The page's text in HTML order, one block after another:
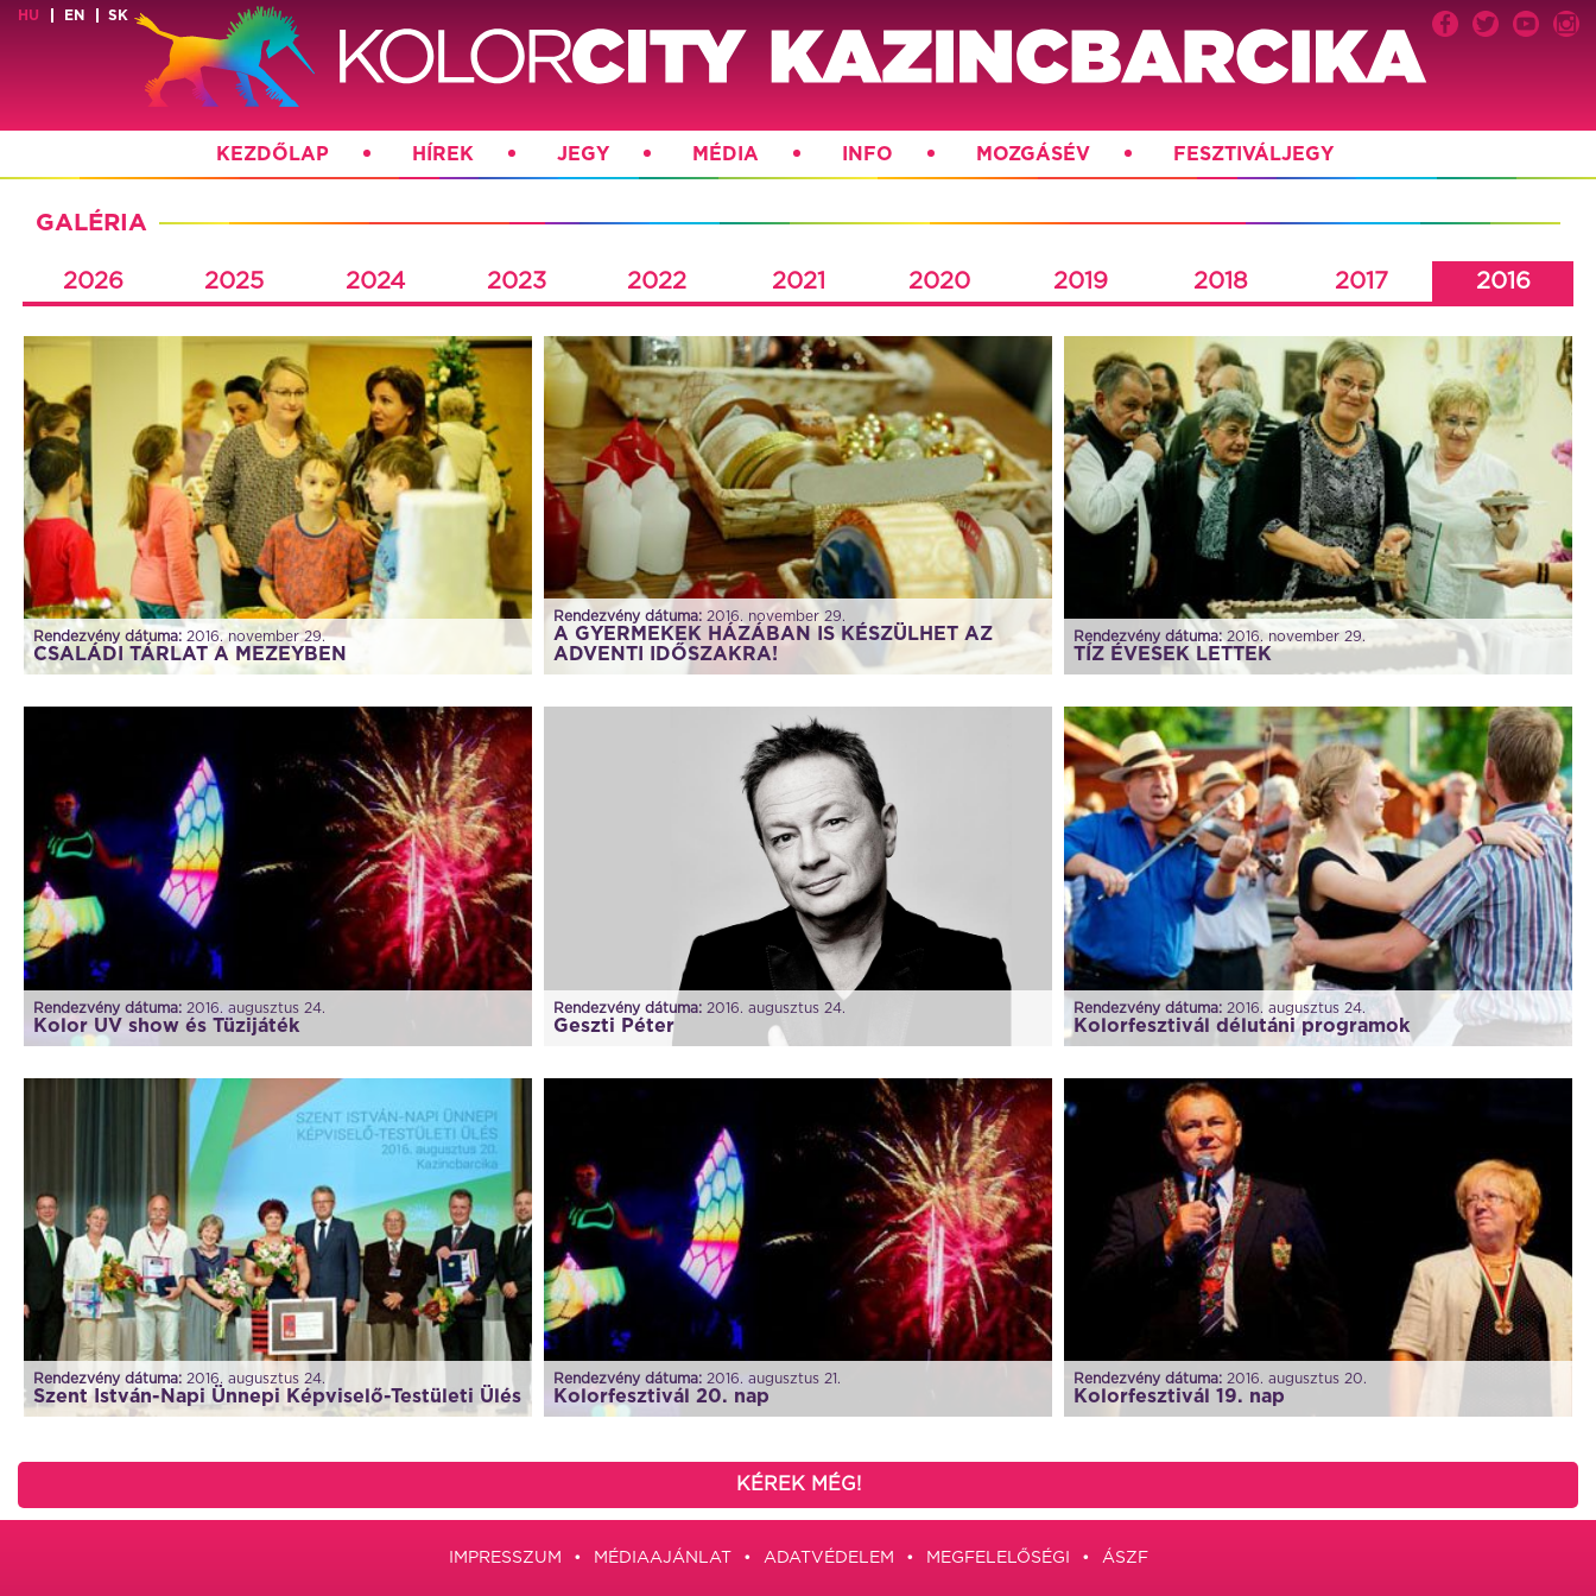
HU EN SK
KEZDŐLAP HÍREK JEGY MÉDIA INFO MOZGÁSÉV FESZTIVÁLJEGY
GALÉRIA
2026 2025 2024 2023 2022 2021 2020 2019 2018 2017 2016
Rendezvény dátuma: 2016. november 29.
CSALÁDI TÁRLAT A MEZEYBEN
Rendezvény dátuma: 2016. november 29.
A GYERMEKEK HÁZÁBAN IS KÉSZÜLHET AZ
ADVENTI IDŐSZAKRA!
Rendezvény dátuma:2016. november 29.
TÍZ ÉVESEK LETTEK
Rendezvény dátuma: 2016. augusztus 24.
Kolor UV show és Tüzijáték
Rendezvény dátuma: 2016. augusztus 24.
Geszti Péter
Rendezvény dátuma: 2016. augusztus 24.
Kolorfesztivál délutáni programok
Rendezvény dátuma: 2016. augusztus 24.
Szent István-Napi Ünnepi Képviselő-Testületi Ülés
Rendezvény dátuma: 2016. augusztus 21.
Kolorfesztivál 20. nap
Rendezvény dátuma: 2016. augusztus 20.
Kolorfesztivál 19. nap
KÉREK MÉG!
IMPRESSZUM MÉDIAAJÁNLAT ADATVÉDELEM MEGFELELŐSÉGI ÁSZF